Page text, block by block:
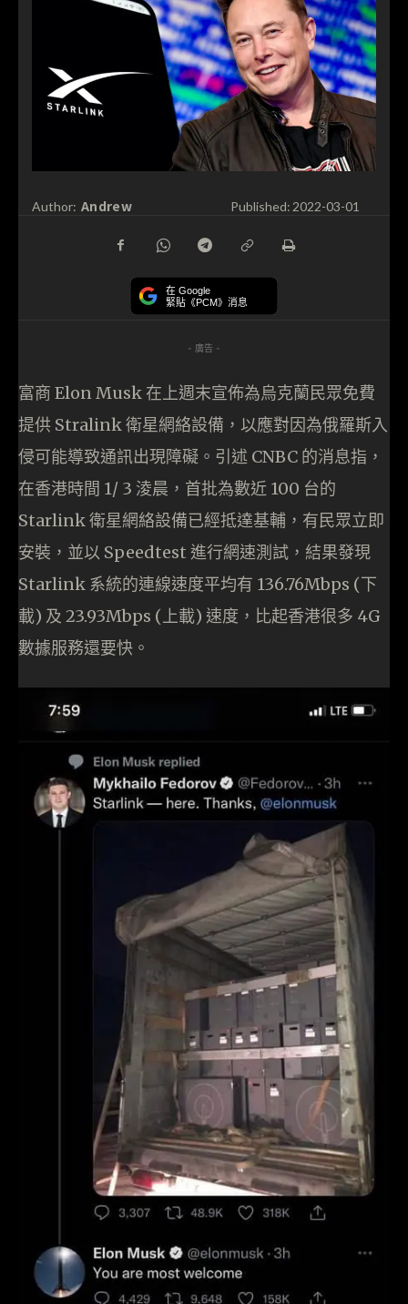
Author: Andrew Published: 2022-03-01
在 Google
緊貼《PCM》消息
- 廣告 -
富商 Elon Musk 在上週末宣佈為烏克蘭民眾免費
提供 Stralink 衛星網絡設備，以應對因為俄羅斯入
侵可能導致通訊出現障礙。引述 CNBC 的消息指，
在香港時間 1/ 3 淩晨，首批為數近 100 台的
Starlink 衛星網絡設備已經抵達基輔，有民眾立即
安裝，並以 Speedtest 進行網速測試，結果發現
Starlink 系統的連線速度平均有 136.76Mbps (下
載) 及 23.93Mbps (上載) 速度，比起香港很多 4G
數據服務還要快。